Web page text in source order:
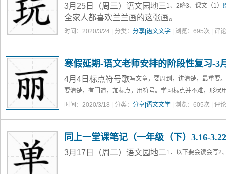
3月25日（周三）语文园地三 1、2略3、课文 （1）
全家人都喜欢兰兰画的这张画。
时间：2020/3/24 | 分类： 分享|语文文学 | 浏览： 695次 | 评
寒假延期-语文老师安排的阶段性复习-3
4月4日 标点符号歌写文章，要周到，讲清楚，最重要。
要清楚，有门道，加标点，用符号。 学习标点并不难，形状
句号（。）是个小圆圈，表示这句话说完。
时间：2020/3/18 | 分类： 分享|语文文学 | 浏览： 605次 | 评
同上一堂课笔记（一年级（下）3.16-
3月17日（周二）语文园地二1、以下要会读会写2